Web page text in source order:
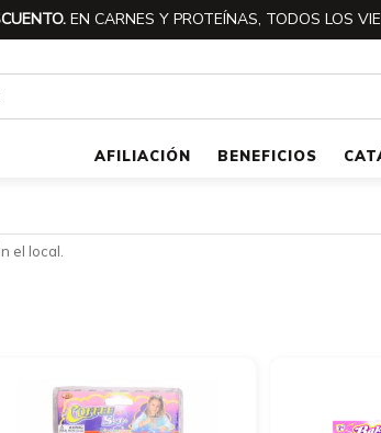
EN CARNES Y PROTEÍNAS, TODOS LOS
AFILIACIÓN BENEFICIOS
el local.